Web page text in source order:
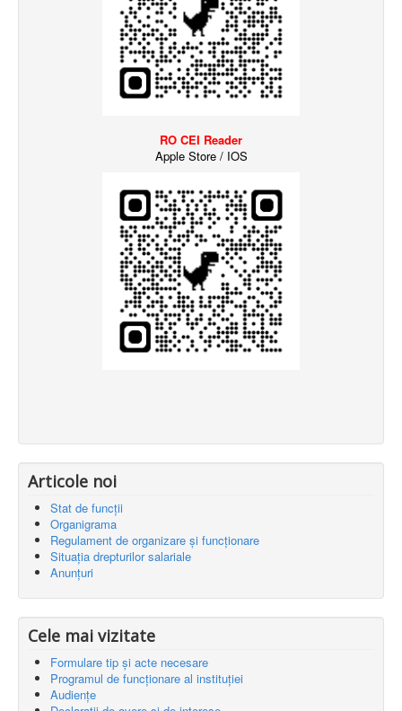
RO CEI Reader
Apple Store / IOS
Articole noi
Stat de funcții
Organigrama
Regulament de organizare și funcționare
Situația drepturilor salariale
Anunțuri
Cele mai vizitate
Formulare tip și acte necesare
Programul de funcționare al instituției
Audiențe